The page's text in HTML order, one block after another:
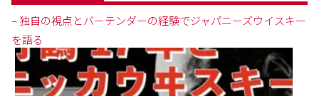
– 独自の視点とバーテンダーの経験でジャパニーズウイスキー
を語る